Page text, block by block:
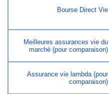
Bourse Direct Vie
Meilleures assurances vie du
marché (pour comparaison)
Assurance vie lambda (pour
comparaison)